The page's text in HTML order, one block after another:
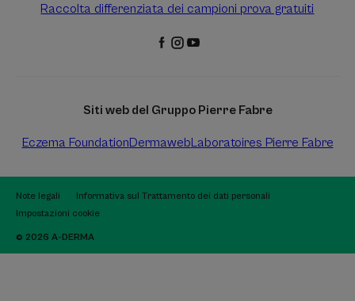
Raccolta differenziata dei campioni prova gratuiti
Siti web del Gruppo Pierre Fabre
Eczema FoundationDermawebLaboratoires Pierre Fabre
Note legali
Informativa sul Trattamento dei dati personali
Impostazioni cookie
© 2026 A-DERMA